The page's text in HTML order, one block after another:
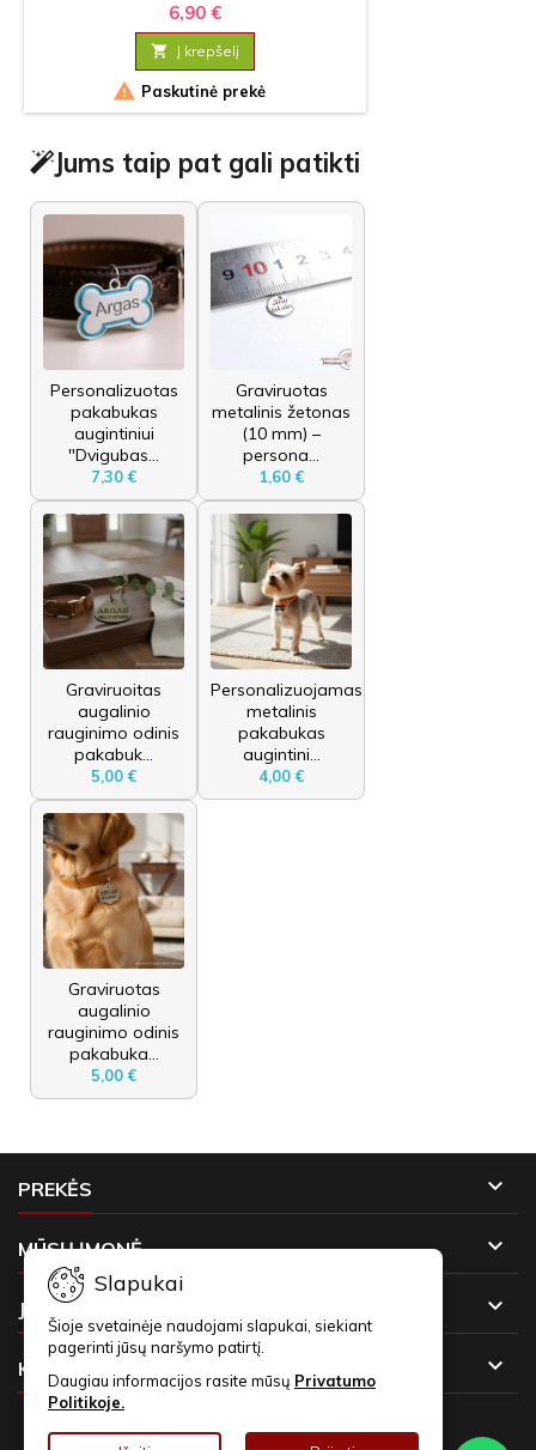
6,90 €
 Į krepšelį
 Paskutinė prekė
Jums taip pat gali patikti
Personalizuotas
pakabukas
augintiniui
"Dvigubas...
7,30 €
Graviruotas
metalinis žetonas
(10 mm) –
persona...
1,60 €
Graviruoitas
augalinio
rauginimo odinis
pakabuk...
5,00 €
Personalizuojamas
metalinis
pakabukas
augintini...
4,00 €
Graviruotas
augalinio
rauginimo odinis
pakabuka...
5,00 €
PREKĖS 
MŪSŲ ĮMONĖ 
JŪSŲ PASKYRA 
KONTAKTAI 
Slapukai
Šioje svetainėje naudojami slapukai, siekiant
pagerinti jūsų naršymo patirtį.
Daugiau informacijos rasite mūsų Privatumo
Politikoje.
NAUJIENLAIŠKIAI